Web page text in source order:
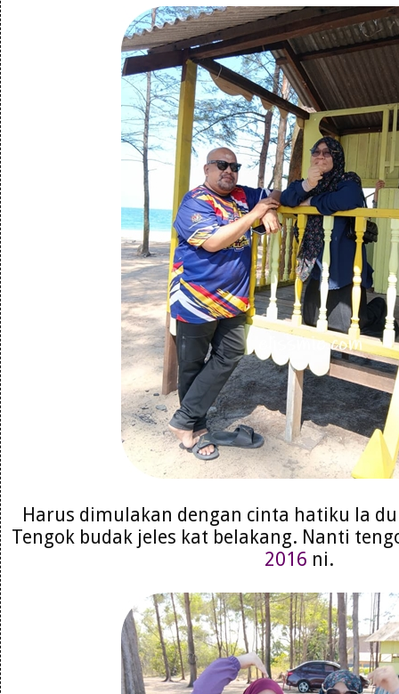
Harus dimulakan dengan cinta hatiku la
Tengok budak jeles kat belakang. Nanti
2016 ni.